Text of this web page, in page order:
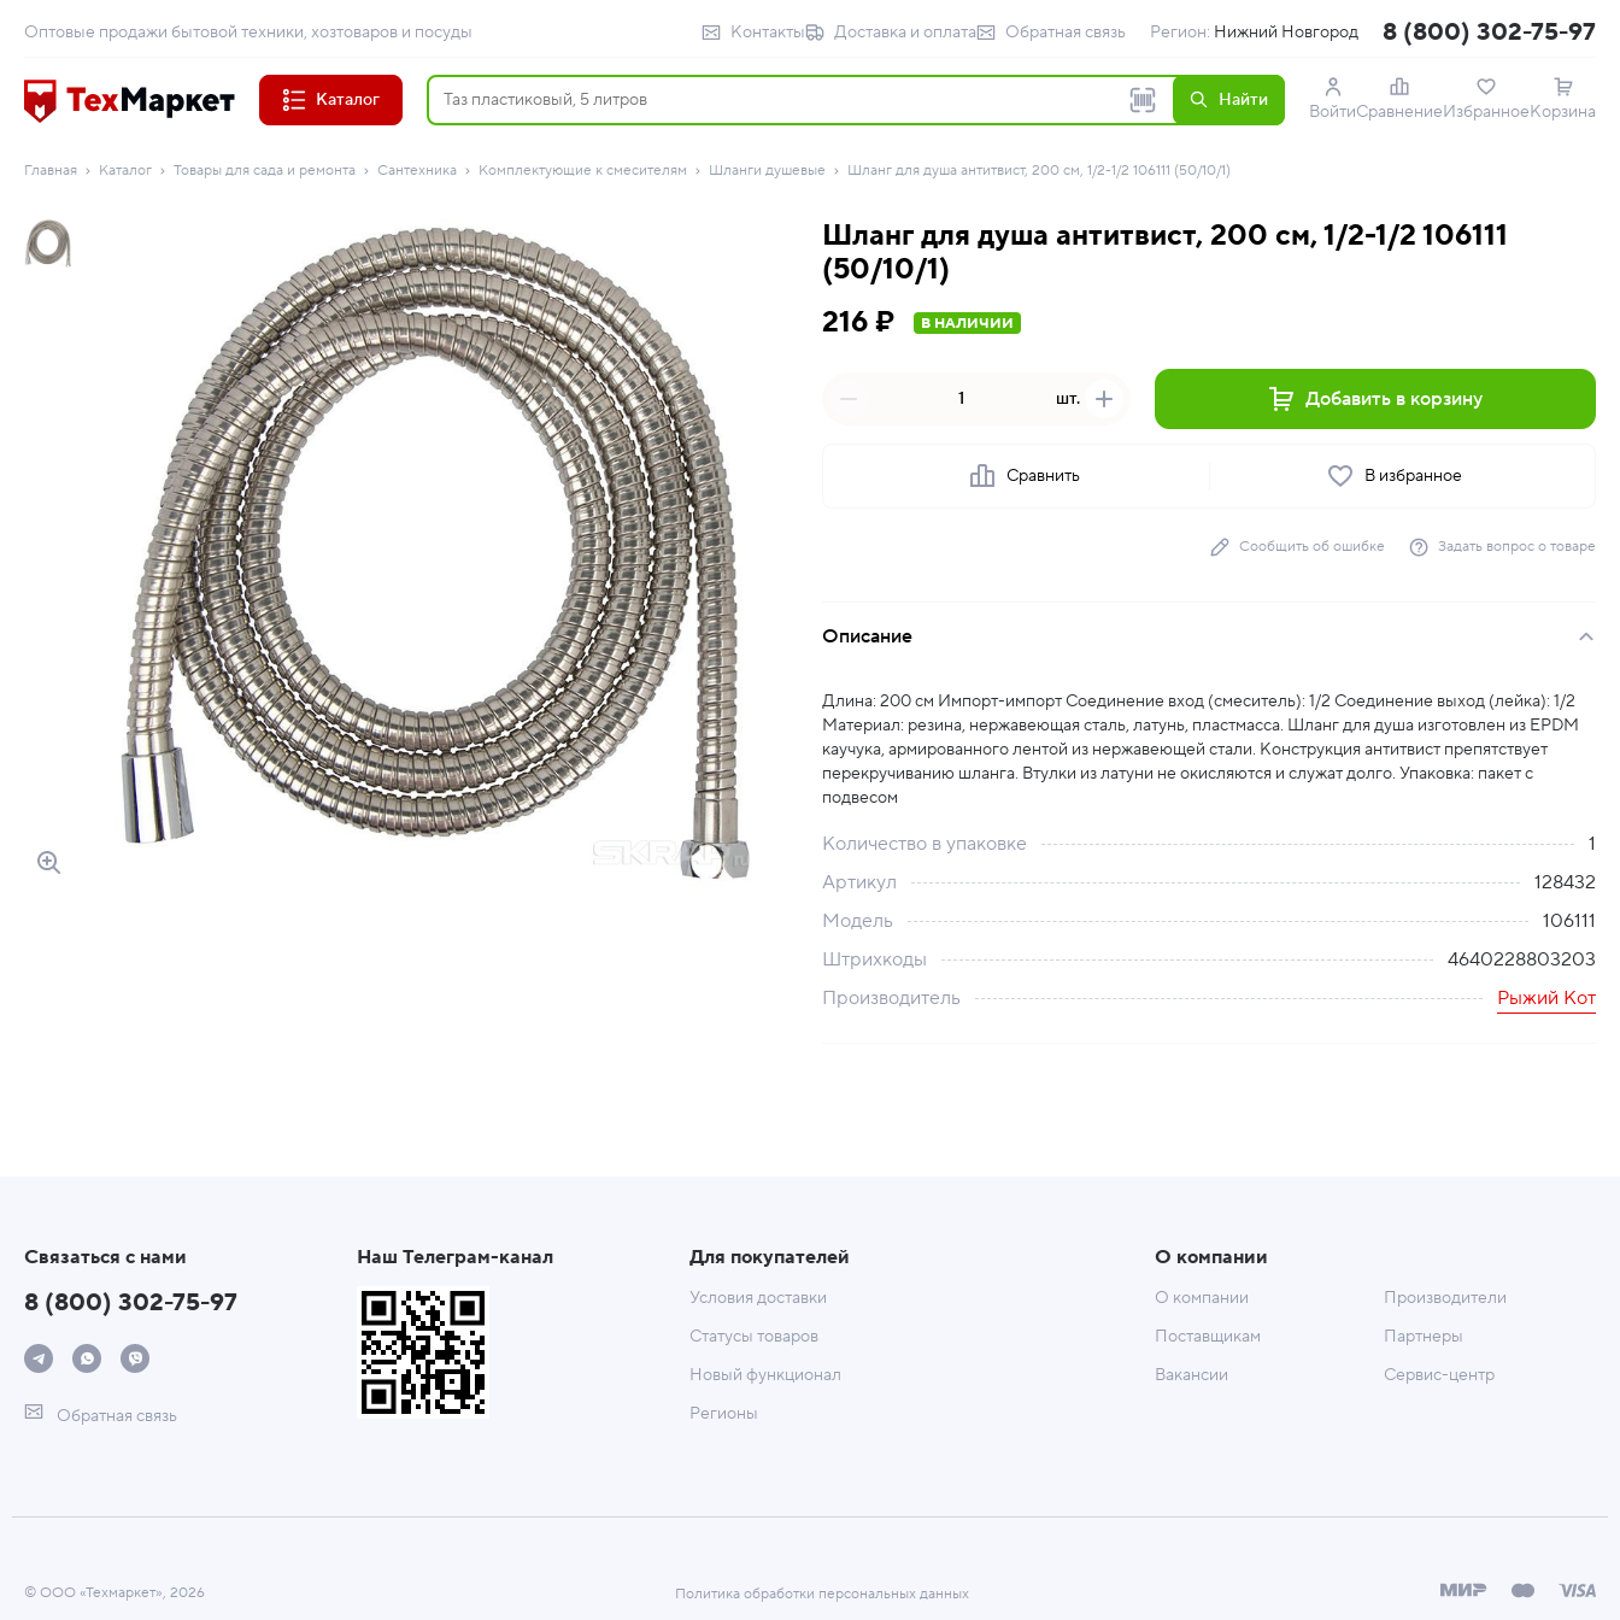
Оптовые продажи бытовой техники, хозтоваров и посуды Контакты Доставка и оплата Обратная связь Регион: Нижний Новгород 8 (800) 302-75-97
Каталог Найти
ВойтиСравнениеИзбранноеКорзина
Главная Каталог Товары для сада и ремонта Сантехника Комплектующие к смесителям Шланги душевые Шланг для душа антитвист, 200 см, 1/2-1/2 106111 (50/10/1)
Шланг для душа антитвист, 200 см, 1/2-1/2 106111
(50/10/1)
216 ₽
В НАЛИЧИИ
шт. Добавить в корзину
Сравнить В избранное
Сообщить об ошибке Задать вопрос о товаре
Описание
Длина: 200 см Импорт-импорт Соединение вход (смеситель): 1/2 Соединение выход (лейка): 1/2
Материал: резина, нержавеющая сталь, латунь, пластмасса. Шланг для душа изготовлен из EPDM
каучука, армированного лентой из нержавеющей стали. Конструкция антитвист препятствует
перекручиванию шланга. Втулки из латуни не окисляются и служат долго. Упаковка: пакет с
подвесом
Количество в упаковке
1
Артикул
128432
Модель
106111
Штрихкоды
4640228803203
Производитель
Рыжий Кот
Связаться с нами
8 (800) 302-75-97
Обратная связь
Наш Телеграм-канал Для покупателей
Условия доставки
Статусы товаров
Новый функционал
Регионы
О компании
О компании
Поставщикам
Вакансии
Производители
Партнеры
Сервис-центр
© ООО «Техмаркет», 2026 Политика обработки персональных данных